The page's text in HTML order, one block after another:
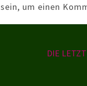
sein, um einen
DIE